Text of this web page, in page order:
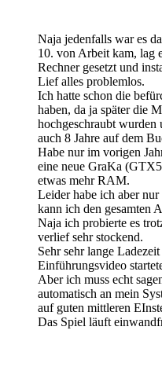
Naja jedenfalls war es
10. von Arbeit kam, lag
Rechner gesetzt und
Lief alles problemlos.
Ich hatte schon die
haben, da ja später die
hochgeschraubt
auch 8 Jahre auf dem
Habe nur im vorigen
eine neue GraKa
etwas mehr RAM.
Leider habe ich aber
kann ich den gesamten
Naja ich probierte es
verlief sehr stockend.
Sehr sehr lange
Einführungsvideo
Aber ich muss echt
automatisch an mein
auf guten mittleren
Das Spiel läuft